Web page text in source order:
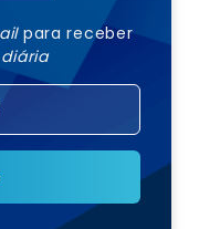
para receber